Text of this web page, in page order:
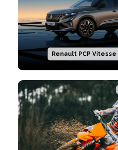
Renault PCP Vitesse